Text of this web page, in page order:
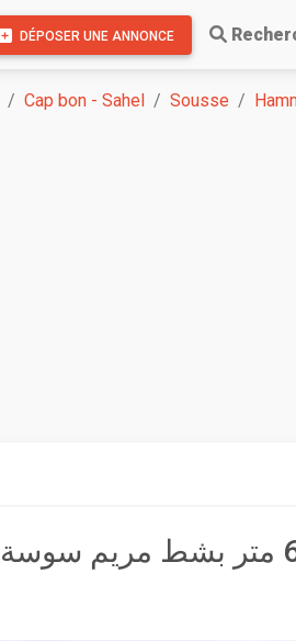
DÉPOSER UNE ANNONCE
Cap bon - Sahel Sousse